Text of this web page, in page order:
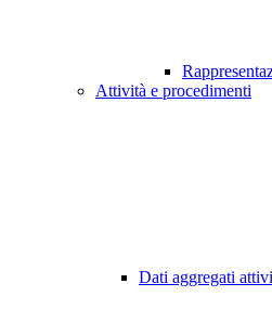
Attività e procedimenti
Dati aggregati